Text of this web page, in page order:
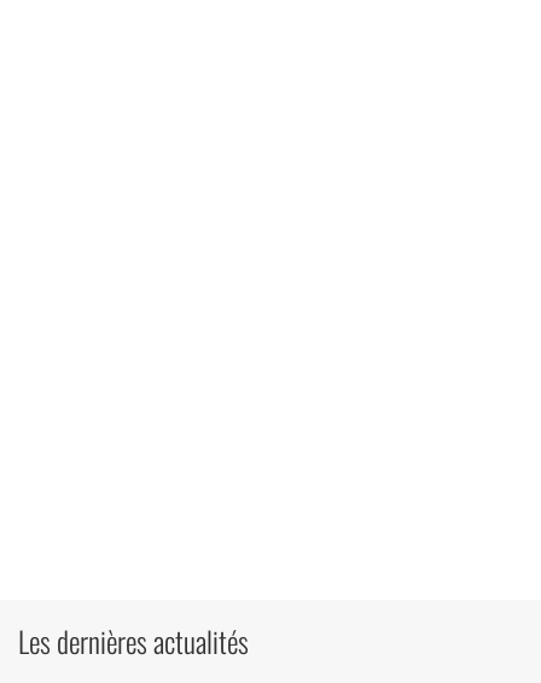
Les dernières actualités